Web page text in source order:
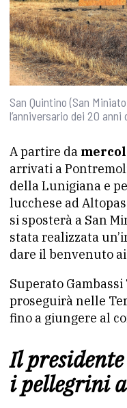
San Quintino (San
l’anniversario dei 20 anni
A partire da
arrivati a
della Lunigiana e
lucchese ad
si sposterà a San
stata realizzata
dare il benvenuto
Superato
proseguirà nelle
fino a giungere al
Il
i pellegrini